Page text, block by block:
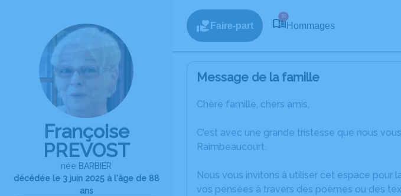
Françoise
PREVOST
née BARBIER
décédée le 3 juin 2025 à l'âge de 88
ans
Faire-part
10
Hommages
Message de la famille
Chère famille, chers amis,
C’est avec une grande tristesse que nous
Raimbeaucourt.
Nous vous invitons à utiliser cet espace pour
vos pensées à travers des poèmes ou des